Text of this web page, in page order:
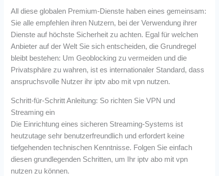
All diese globalen Premium-Dienste haben eines gemeinsam:
Sie alle empfehlen ihren Nutzern, bei der Verwendung ihrer
Dienste auf höchste Sicherheit zu achten. Egal für welchen
Anbieter auf der Welt Sie sich entscheiden, die Grundregel
bleibt bestehen: Um Geoblocking zu vermeiden und die
Privatsphäre zu wahren, ist es internationaler Standard, dass
anspruchsvolle Nutzer ihr iptv abo mit vpn nutzen.
Schritt-für-Schritt Anleitung: So richten Sie VPN und
Streaming ein
Die Einrichtung eines sicheren Streaming-Systems ist
heutzutage sehr benutzerfreundlich und erfordert keine
tiefgehenden technischen Kenntnisse. Folgen Sie einfach
diesen grundlegenden Schritten, um Ihr iptv abo mit vpn
nutzen zu können.